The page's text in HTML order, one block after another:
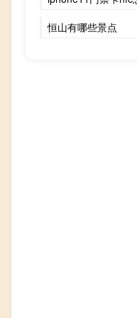
恒山有哪些景点